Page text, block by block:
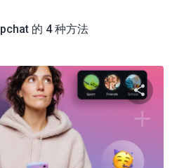
的 4 种方法